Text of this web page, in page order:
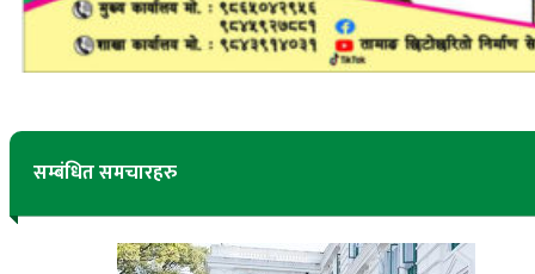
सम्बंधित समचारहरु